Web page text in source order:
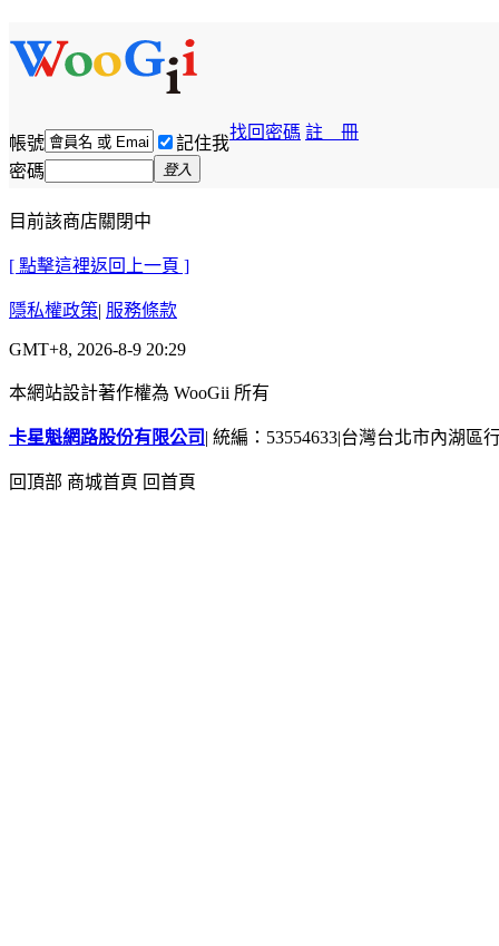
帳號 記住我
找回密碼 註 冊
密碼 登入
目前該商店關閉中
[ 點擊這裡返回上一頁 ]
隱私權政策| 服務條款
GMT+8, 2026-8-9 20:29
本網站設計著作權為 WooGii 所有
卡星魁網路股份有限公司 | 統編：53554633|台灣台北市內湖區
回頂部 商城首頁 回首頁